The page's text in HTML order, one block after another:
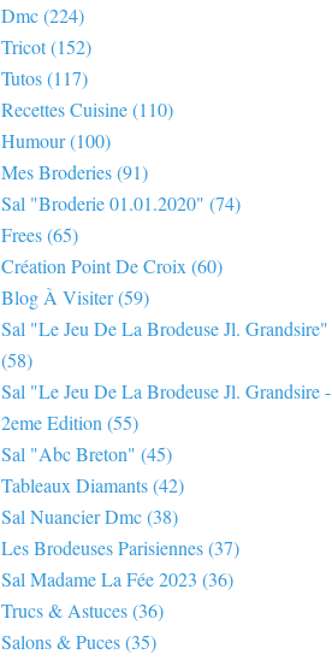
Dmc(224)
Tricot(152)
Tutos(117)
Recettes Cuisine(110)
Humour(100)
Mes Broderies(91)
Sal "broderie 01.01.2020" (74)
Frees(65)
Création Point De Croix (60)
Blog À Visiter(59)
Sal "le Jeu De La Brodeuse Jl. Grandsire"
(58)
Sal "le Jeu De La Brodeuse Jl. Grandsire -
2eme Edition (55)
Sal "abc Breton" (45)
Tableaux Diamants(42)
Sal Nuancier Dmc(38)
Les Brodeuses Parisiennes(37)
Sal Madame La Fée 2023 (36)
Trucs & Astuces(36)
Salons & Puces(35)